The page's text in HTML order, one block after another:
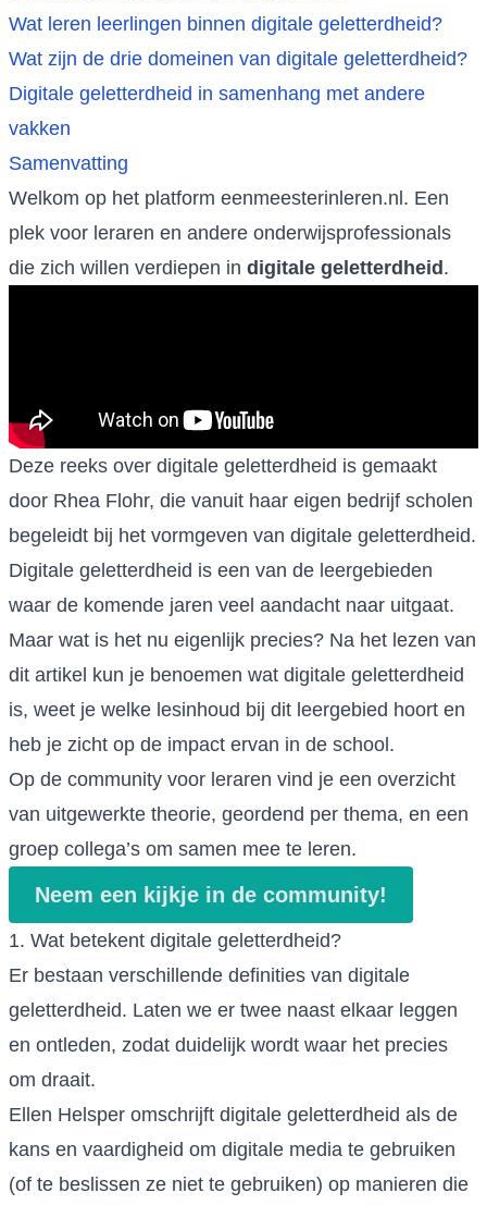
Wat leren leerlingen binnen digitale geletterdheid?
Wat zijn de drie domeinen van digitale geletterdheid?
Digitale geletterdheid in samenhang met andere
vakken
Samenvatting
Welkom op het platform eenmeesterinleren.nl. Een
plek voor leraren en andere onderwijsprofessionals
die zich willen verdiepen in digitale geletterdheid .
Deze reeks over digitale geletterdheid is gemaakt
door Rhea Flohr, die vanuit haar eigen bedrijf scholen
begeleidt bij het vormgeven van digitale geletterdheid.
Digitale geletterdheid is een van de leergebieden
waar de komende jaren veel aandacht naar uitgaat.
Maar wat is het nu eigenlijk precies? Na het lezen van
dit artikel kun je benoemen wat digitale geletterdheid
is, weet je welke lesinhoud bij dit leergebied hoort en
heb je zicht op de impact ervan in de school.
Op de community voor leraren vind je een overzicht
van uitgewerkte theorie, geordend per thema, en een
groep collega’s om samen mee te leren.
Neem een kijkje in de community!
1. Wat betekent digitale geletterdheid?
Er bestaan verschillende definities van digitale
geletterdheid. Laten we er twee naast elkaar leggen
en ontleden, zodat duidelijk wordt waar het precies
om draait.
Ellen Helsper omschrijft digitale geletterdheid als de
kans en vaardigheid om digitale media te gebruiken
(of te beslissen ze niet te gebruiken) op manieren die